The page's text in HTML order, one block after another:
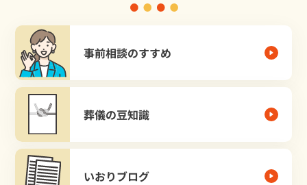
事前相談のすすめ
葬儀の豆知識
いおりブログ